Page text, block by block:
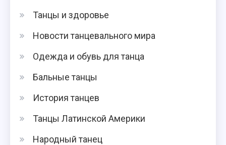
Танцы и здоровье
Новости танцевального мира
Одежда и обувь для танца
Бальные танцы
История танцев
Танцы Латинской Америки
Народный танец